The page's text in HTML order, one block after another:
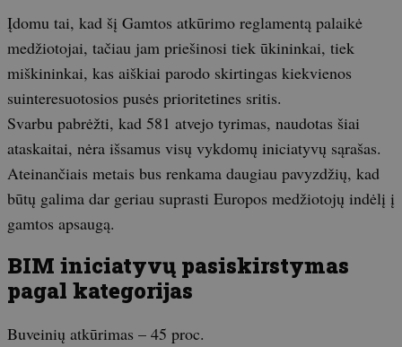
Įdomu tai, kad šį Gamtos atkūrimo reglamentą palaikė
medžiotojai, tačiau jam priešinosi tiek ūkininkai, tiek
miškininkai, kas aiškiai parodo skirtingas kiekvienos
suinteresuotosios pusės prioritetines sritis.
Svarbu pabrėžti, kad 581 atvejo tyrimas, naudotas šiai
ataskaitai, nėra išsamus visų vykdomų iniciatyvų sąrašas.
Ateinančiais metais bus renkama daugiau pavyzdžių, kad
būtų galima dar geriau suprasti Europos medžiotojų indėlį į
gamtos apsaugą.
BIM iniciatyvų pasiskirstymas
pagal kategorijas
Buveinių atkūrimas – 45 proc.